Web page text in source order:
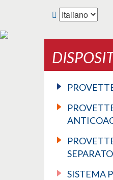
SISTEMA